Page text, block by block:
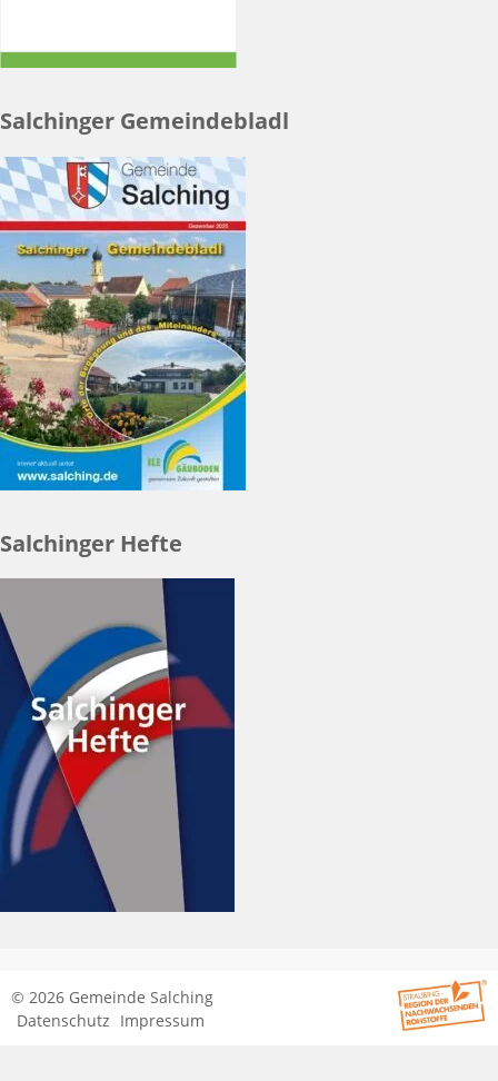
Salchinger Gemeindebladl
Salchinger Hefte
© 2026 Gemeinde Salching
Datenschutz Impressum